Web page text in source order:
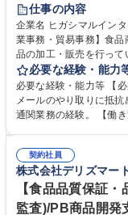
仕事の内容
企業名 ヒガシマルインターナショナ
業事務・貿易事務】食品商社/
品の加工・販売を行っ
します。営業社員のサポ
調整まで幅広く対応し、当
業務、請求書発行 ■海
の確認・作成 ■配送手配
ルプロデュースしている
す。 募集職種 東京都中央区【営業事務・貿易事務】食品商社/残業少なめ/
リモート等相談可
必要な経験・能力
必要な経験・能力等 【
メールのやり取りに抵
通関業務の経験。 【働き方について】所定労働時間は7時間と短めで、残
の強み】1991年の設立
ズに沿った冷凍水産物等
自社工場と海外拠点の
みです。 学歴・
契約社員
株式会社デリズマー
【食品品質保証
監査)/PB商品開発